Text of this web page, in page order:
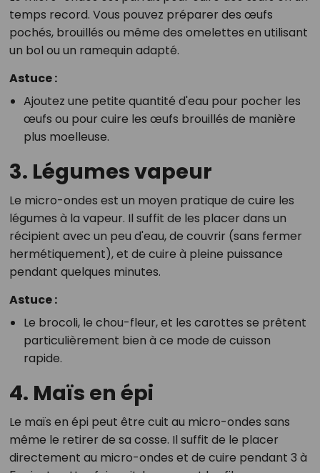
temps record. Vous pouvez préparer des œufs
pochés, brouillés ou même des omelettes en utilisant
un bol ou un ramequin adapté.
Astuce :
Ajoutez une petite quantité d'eau pour pocher les
œufs ou pour cuire les œufs brouillés de manière
plus moelleuse.
3. Légumes vapeur
Le micro-ondes est un moyen pratique de cuire les
légumes à la vapeur. Il suffit de les placer dans un
récipient avec un peu d'eau, de couvrir (sans fermer
hermétiquement), et de cuire à pleine puissance
pendant quelques minutes.
Astuce :
Le brocoli, le chou-fleur, et les carottes se prêtent
particulièrement bien à ce mode de cuisson
rapide.
4. Maïs en épi
Le maïs en épi peut être cuit au micro-ondes sans
même le retirer de sa cosse. Il suffit de le placer
directement au micro-ondes et de cuire pendant 3 à